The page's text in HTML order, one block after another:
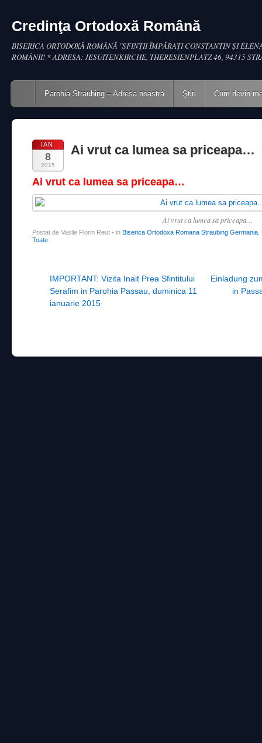
Credinţa Ortodoxă Română
BISERICA ORTODOXĂ ROMÂNĂ "SFINŢII ÎMPĂRAŢI CONSTANTIN ŞI
ROMÂNII! * ADRESA: JESUITENKIRCHE, THERESIENPLATZ 46, 94315
Main menu
Skip to content
Parohia Straubing – Adresa noastră Ştiri Cum devin
IAN.
8
2015
Ai vrut ca lumea sa priceapa…
Ai vrut ca lumea sa priceapa…
Ai vrut ca lumea sa priceapa…
Postat de Vasile Florin Reut • in Biserica Ortodoxa Romana Straubing Germania
Toate
Post navigation
IMPORTANT: Vizita Inalt Prea Sfintitului
Serafim in Parohia Passau, duminica 11
ianuarie 2015
Einladung
in